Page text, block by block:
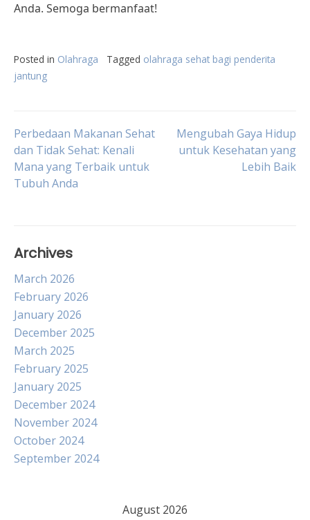
Anda. Semoga bermanfaat!
Posted in Olahraga Tagged olahraga sehat bagi penderita
jantung
Post
navigation
Perbedaan Makanan Sehat
dan Tidak Sehat: Kenali
Mana yang Terbaik untuk
Tubuh Anda
Mengubah Gaya Hidup
untuk Kesehatan yang
Lebih Baik
Archives
March 2026
February 2026
January 2026
December 2025
March 2025
February 2025
January 2025
December 2024
November 2024
October 2024
September 2024
August 2026